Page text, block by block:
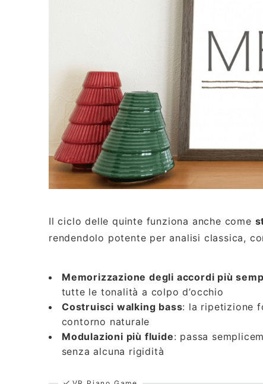
Il ciclo delle quinte funziona anche come
rendendolo potente per analisi classica,
Memorizzazione degli accordi più
tutte le tonalità a colpo d’occhio
Costruisci walking bass: la ripetizione
contorno naturale
Modulazioni più fluide: passa
senza alcuna rigidità